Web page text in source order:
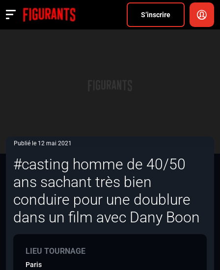
S’inscrire
Actualités
Publié le 12 mai 2021
#casting homme de 40/50
ans sachant très bien
conduire pour une doublure
dans un film avec Dany Boon
LIEU TOURNAGE
Paris